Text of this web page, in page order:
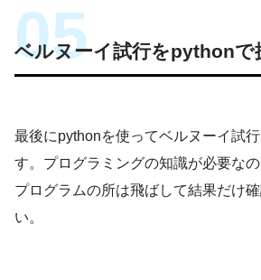
ベルヌーイ試行をpythonで
最後にpythonを使ってベルヌーイ試
す。プログラミングの知識が必要な
プログラムの所は飛ばして結果だけ
い。